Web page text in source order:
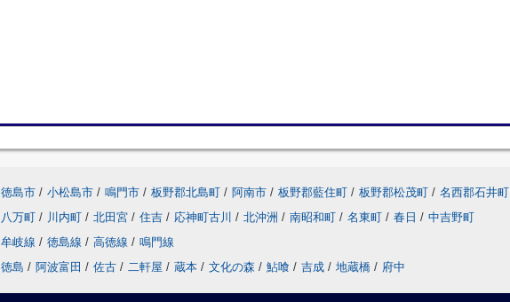
徳島市 / 小松島市 / 鳴門市 / 板野郡北島町 / 阿南市 / 板野郡藍住町 / 板野郡松茂町 / 名西郡石井町
八万町 / 川内町 / 北田宮 / 住吉 / 応神町古川 / 北沖洲 / 南昭和町 / 名東町 / 春日 / 中吉野町
牟岐線 / 徳島線 / 高徳線 / 鳴門線
徳島 / 阿波富田 / 佐古 / 二軒屋 / 蔵本 / 文化の森 / 鮎喰 / 吉成 / 地蔵橋 / 府中